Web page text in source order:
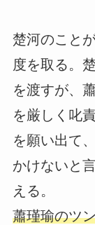
楚河のこと
度を取る。
を渡すが、
を厳しく叱
を願い出て
かけないと
える。
蕭瑾瑜のツ